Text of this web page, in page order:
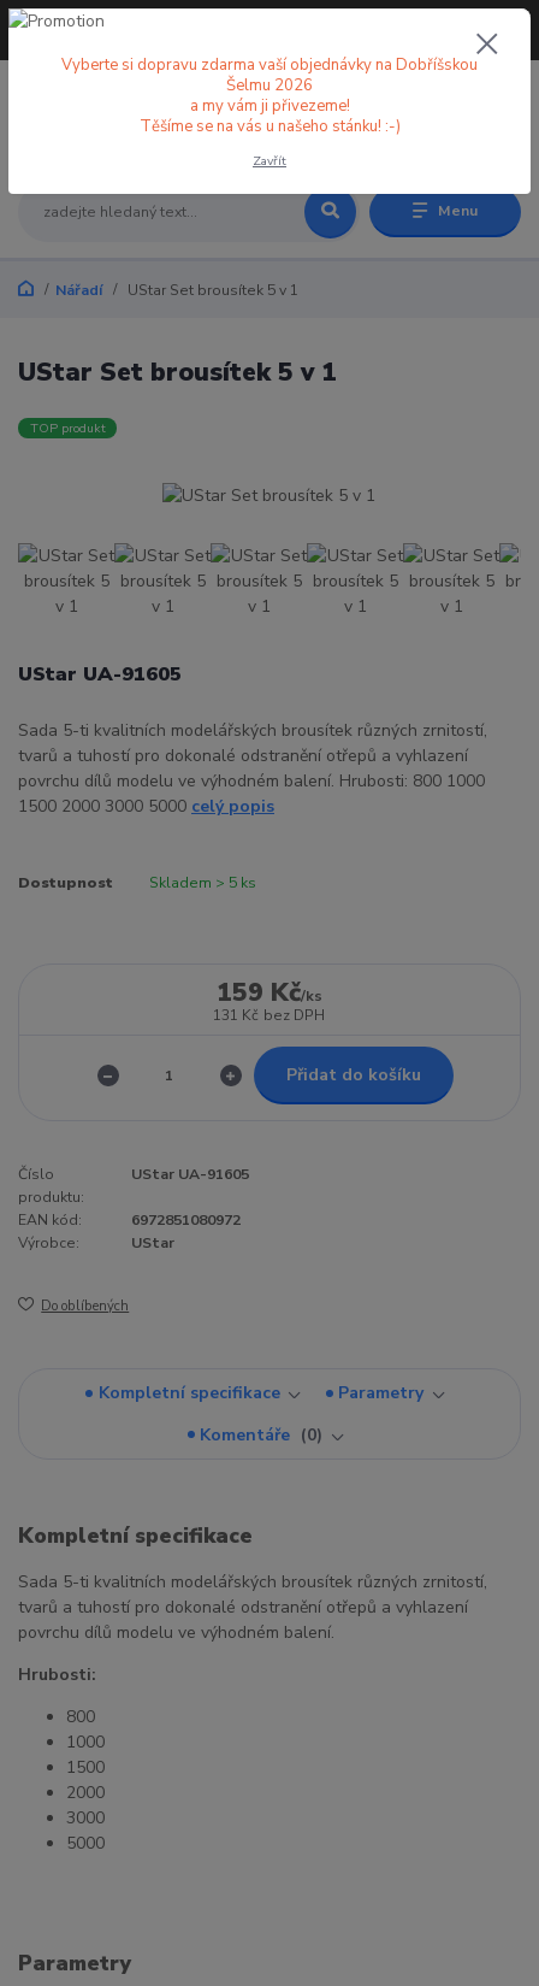
Menu
+420 773 998 582
Nářadí UStar Set brousítek 5 v 1
UStar Set brousítek 5 v 1
TOP produkt
UStar UA-91605
Sada 5-ti kvalitních modelářských brousítek různých zrnitostí,
tvarů a tuhostí pro dokonalé odstranění otřepů a vyhlazení
povrchu dílů modelu ve výhodném balení. Hrubosti: 800 1000
1500 2000 3000 5000 celý popis
Dostupnost Skladem > 5 ks
159 Kč/ks
131 Kč bez DPH
Přidat do košíku
Číslo
produktu:
UStar UA-91605
EAN kód:
6972851080972
Výrobce:
UStar
Do oblíbených
Kompletní specifikace
Parametry
Komentáře
0
Kompletní specifikace
Sada 5-ti kvalitních modelářských brousítek různých zrnitostí,
tvarů a tuhostí pro dokonalé odstranění otřepů a vyhlazení
povrchu dílů modelu ve výhodném balení.
Hrubosti:
800
1000
1500
2000
3000
5000
Parametry
Vyberte si dopravu zdarma vaší objednávky na Dobříšskou
Šelmu 2026
a my vám ji přivezeme!
Těšíme se na vás u našeho stánku! :-)
Zavřít